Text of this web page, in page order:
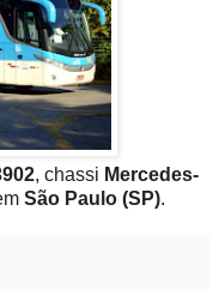
, chassi Mercedes-
São Paulo (SP).